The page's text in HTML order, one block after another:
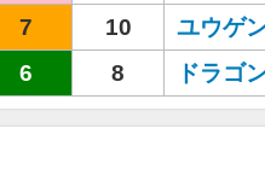
7 10 ユ
6 8 ドラゴ